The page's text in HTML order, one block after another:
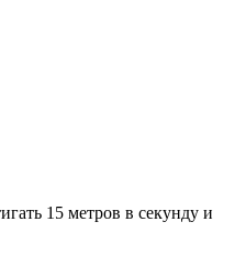
15 метров в секунду и